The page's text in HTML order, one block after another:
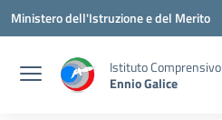
Vai ai contenuti
Vai al menu di navigazione
Vai al footer
Ministero dell'Istruzione e del Merito
Istituto Comprensivo
Ennio Galice